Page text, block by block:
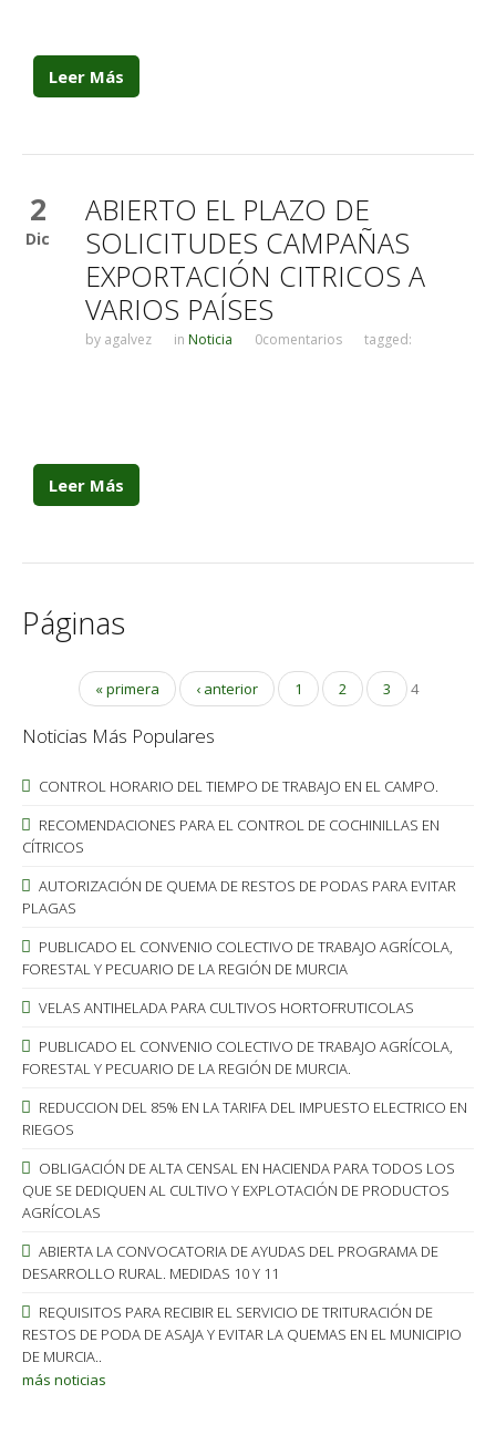
Leer Más
2
Dic
ABIERTO EL PLAZO DE
SOLICITUDES CAMPAÑAS
EXPORTACIÓN CITRICOS A
VARIOS PAÍSES
by agalvez in Noticia 0comentarios tagged:
Leer Más
Páginas
« primera ‹ anterior 1 2 3 4
Noticias Más Populares
CONTROL HORARIO DEL TIEMPO DE TRABAJO EN EL CAMPO.
RECOMENDACIONES PARA EL CONTROL DE COCHINILLAS EN
CÍTRICOS
AUTORIZACIÓN DE QUEMA DE RESTOS DE PODAS PARA EVITAR
PLAGAS
PUBLICADO EL CONVENIO COLECTIVO DE TRABAJO AGRÍCOLA,
FORESTAL Y PECUARIO DE LA REGIÓN DE MURCIA
VELAS ANTIHELADA PARA CULTIVOS HORTOFRUTICOLAS
PUBLICADO EL CONVENIO COLECTIVO DE TRABAJO AGRÍCOLA,
FORESTAL Y PECUARIO DE LA REGIÓN DE MURCIA.
REDUCCION DEL 85% EN LA TARIFA DEL IMPUESTO ELECTRICO EN
RIEGOS
OBLIGACIÓN DE ALTA CENSAL EN HACIENDA PARA TODOS LOS
QUE SE DEDIQUEN AL CULTIVO Y EXPLOTACIÓN DE PRODUCTOS
AGRÍCOLAS
ABIERTA LA CONVOCATORIA DE AYUDAS DEL PROGRAMA DE
DESARROLLO RURAL. MEDIDAS 10 Y 11
REQUISITOS PARA RECIBIR EL SERVICIO DE TRITURACIÓN DE
RESTOS DE PODA DE ASAJA Y EVITAR LA QUEMAS EN EL MUNICIPIO
DE MURCIA..
más noticias